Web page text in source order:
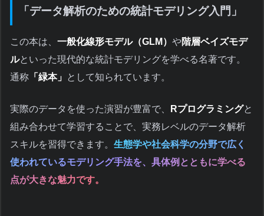
「データ解析のための統計モデリング入門」
この本は、 一般化線形モデル（GLM） や階層ベイズモデ
ルといった現代的な統計モデリングを学べる名著です。
通称 「緑本」 として知られています。
実際のデータを使った演習が豊富で、 Rプログラミングと
組み合わせて学習することで、実務レベルのデータ解析
スキルを習得できます。 生態学や社会科学の分野で広く
使われているモデリング手法を、具体例とともに学べる
点が大きな魅力です。